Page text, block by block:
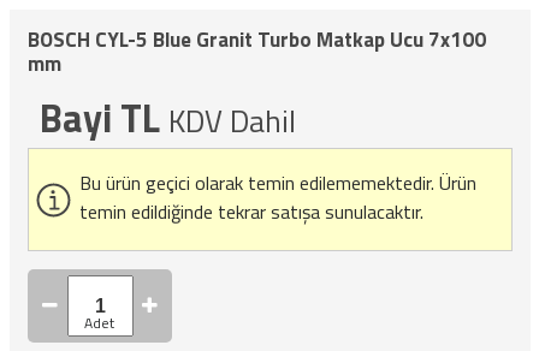
BOSCH CYL-5 Blue Granit Turbo Matkap Ucu 7x100
mm
Bayi TL KDV Dahil
Bu ürün geçici olarak temin edilememektedir. Ürün
temin edildiğinde tekrar satışa sunulacaktır.